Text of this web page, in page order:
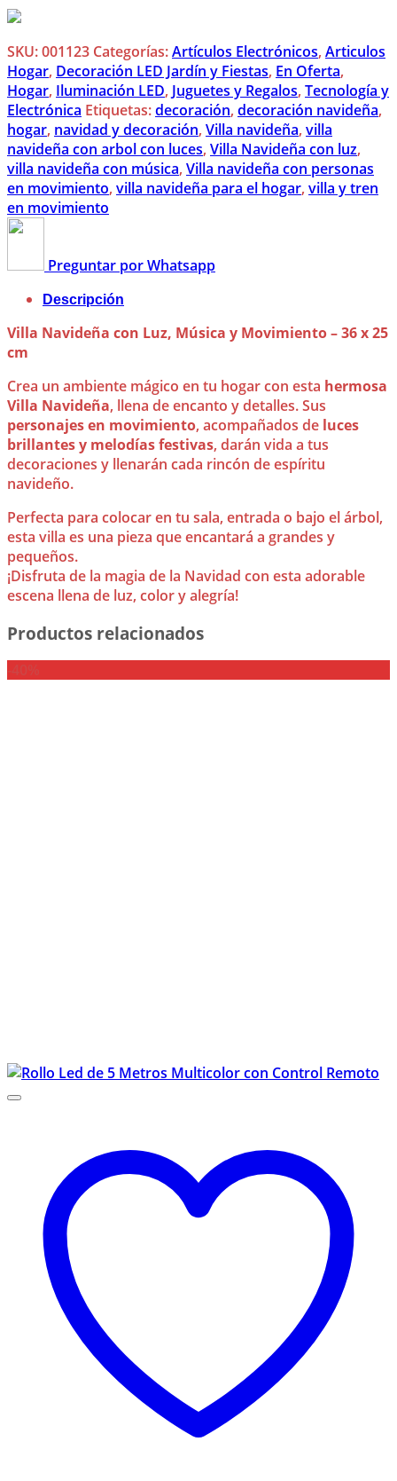
SKU:001123 Categorías:Artículos Electrónicos, Articulos
Hogar, Decoración LED Jardín y Fiestas, En Oferta,
Hogar, Iluminación LED, Juguetes y Regalos, Tecnología y
Electrónica Etiquetas:decoración, decoración navideña,
hogar, navidad y decoración, Villa navideña, villa
navideña con arbol con luces, Villa Navideña con luz,
villa navideña con música, Villa navideña con personas
en movimiento, villa navideña para el hogar, villa y tren
en movimiento
Preguntar por Whatsapp
Descripción
Villa Navideña con Luz, Música y Movimiento – 36 x 25
cm
Crea un ambiente mágico en tu hogar con esta hermosa
Villa Navideña, llena de encanto y detalles. Sus
personajes en movimiento, acompañados de luces
brillantes y melodías festivas, darán vida a tus
decoraciones y llenarán cada rincón de espíritu
navideño.
Perfecta para colocar en tu sala, entrada o bajo el árbol,
esta villa es una pieza que encantará a grandes y
pequeños.
¡Disfruta de la magia de la Navidad con esta adorable
escena llena de luz, color y alegría!
Productos relacionados